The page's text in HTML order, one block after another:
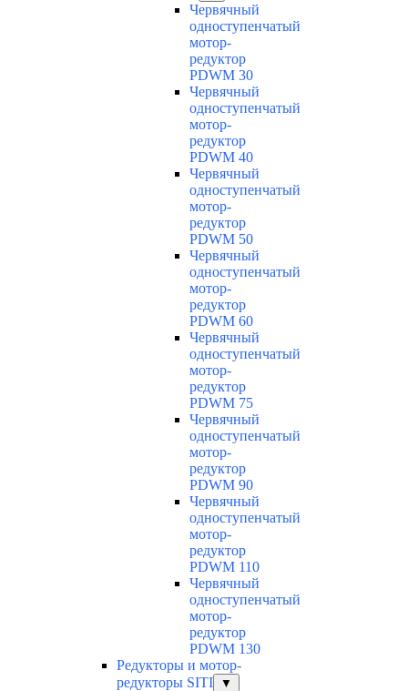
Червячный
одноступенчатый
мотор-
редуктор
PDWM 30
Червячный
одноступенчатый
мотор-
редуктор
PDWM 40
Червячный
одноступенчатый
мотор-
редуктор
PDWM 50
Червячный
одноступенчатый
мотор-
редуктор
PDWM 60
Червячный
одноступенчатый
мотор-
редуктор
PDWM 75
Червячный
одноступенчатый
мотор-
редуктор
PDWM 90
Червячный
одноступенчатый
мотор-
редуктор
PDWM 110
Червячный
одноступенчатый
мотор-
редуктор
PDWM 130
Редукторы и мотор-
редукторы SITI
▼